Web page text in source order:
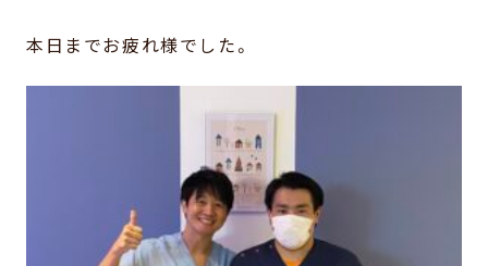
本日までお疲れ様でした。